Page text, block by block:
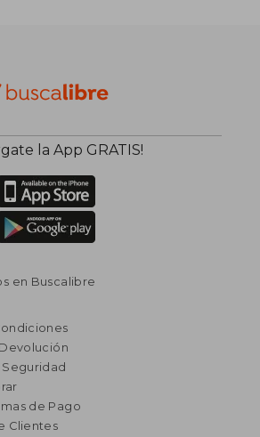
la App GRATIS!
en Buscalibre
de Pago
Clientes